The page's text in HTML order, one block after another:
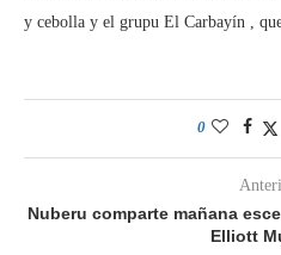
y cebolla y el grupu El Carbayín , que
0
Nuberu comparte mañana
Elliott